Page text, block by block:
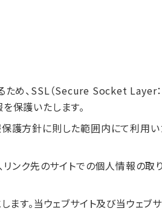
め、SSL（Secure Socket Layer
保護いたします。
方針に則した範囲内にて利用い
ンク先のサイトでの個人情報の取
す。当ウェブサイト及び当ウェブ